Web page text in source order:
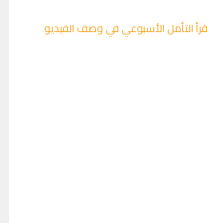
التأمل الأسبوعي في وصف الفيديو